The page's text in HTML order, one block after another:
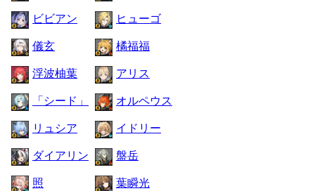
ビビアン ヒューゴ
儀玄 橘福福
浮波柚葉 アリス
「シード」 オルペウス
リュシア イドリー
ダイアリン 盤岳
照 葉瞬光